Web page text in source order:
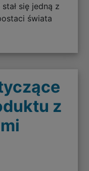
się jedną z
świata
z